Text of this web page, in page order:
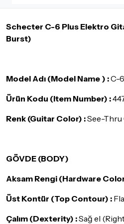
eksiksiz olması gerekmektedir.
göndermeden önce mutlaka
gösterebilir. Lütfen satın almadan
iade/değişim şartlarını kontrol
Detaylar içintıklayınız
Schecter C-6 Plus Elektro
Burst)
Model Adı (Model Name ) :C-
Ürün Kodu (Item Number) :
Renk (Guitar Color) :See-
GÖVDE (BODY)
Aksam Rengi (Hardware
Üst Kontür (Top Contour) :
Çalım (Dexterity) :Sağ el